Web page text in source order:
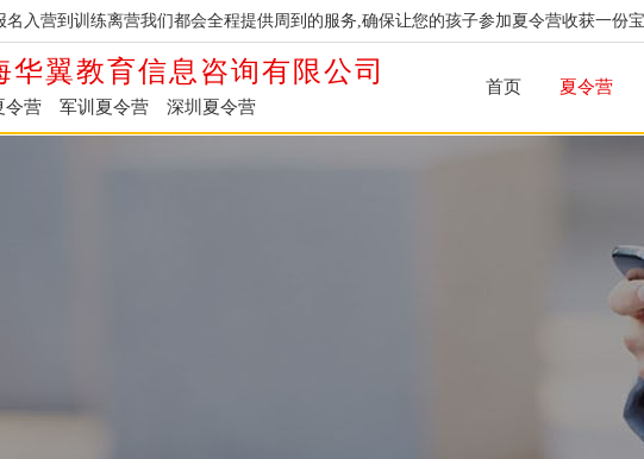
名入营到训练离营我们都会全程提供周到的服务,确保让您的孩子参加夏令营收获一份
华翼教育信息咨询有限公司
令营 军训夏令营 深圳夏令营
首页 夏令营